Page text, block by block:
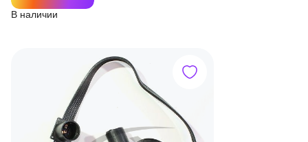
В наличии